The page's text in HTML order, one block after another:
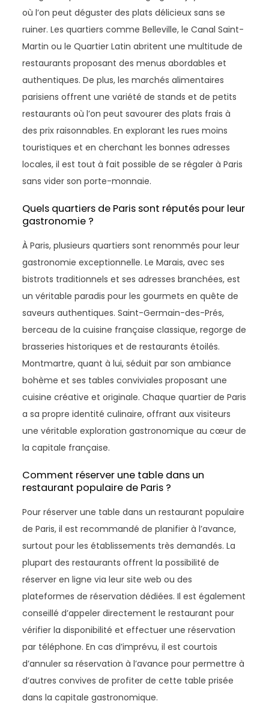
où l’on peut déguster des plats délicieux sans se
ruiner. Les quartiers comme Belleville, le Canal Saint-
Martin ou le Quartier Latin abritent une multitude de
restaurants proposant des menus abordables et
authentiques. De plus, les marchés alimentaires
parisiens offrent une variété de stands et de petits
restaurants où l’on peut savourer des plats frais à
des prix raisonnables. En explorant les rues moins
touristiques et en cherchant les bonnes adresses
locales, il est tout à fait possible de se régaler à Paris
sans vider son porte-monnaie.
Quels quartiers de Paris sont réputés pour leur
gastronomie ?
À Paris, plusieurs quartiers sont renommés pour leur
gastronomie exceptionnelle. Le Marais, avec ses
bistrots traditionnels et ses adresses branchées, est
un véritable paradis pour les gourmets en quête de
saveurs authentiques. Saint-Germain-des-Prés,
berceau de la cuisine française classique, regorge de
brasseries historiques et de restaurants étoilés.
Montmartre, quant à lui, séduit par son ambiance
bohème et ses tables conviviales proposant une
cuisine créative et originale. Chaque quartier de Paris
a sa propre identité culinaire, offrant aux visiteurs
une véritable exploration gastronomique au cœur de
la capitale française.
Comment réserver une table dans un
restaurant populaire de Paris ?
Pour réserver une table dans un restaurant populaire
de Paris, il est recommandé de planifier à l’avance,
surtout pour les établissements très demandés. La
plupart des restaurants offrent la possibilité de
réserver en ligne via leur site web ou des
plateformes de réservation dédiées. Il est également
conseillé d’appeler directement le restaurant pour
vérifier la disponibilité et effectuer une réservation
par téléphone. En cas d’imprévu, il est courtois
d’annuler sa réservation à l’avance pour permettre à
d’autres convives de profiter de cette table prisée
dans la capitale gastronomique.